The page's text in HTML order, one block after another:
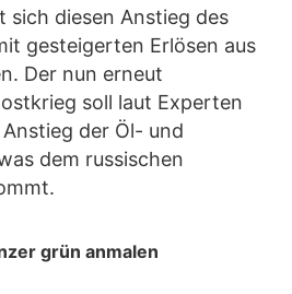
sich diesen Anstieg des
gesteigerten Erlösen aus
Der nun erneut
soll laut Experten
der Öl- und
dem russischen
grün anmalen